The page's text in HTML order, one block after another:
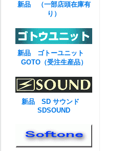
新品 （一部店頭在庫有
り）
新品 ゴトーユニット
GOTO（受注生産品）
新品 SD サウンド
SDSOUND